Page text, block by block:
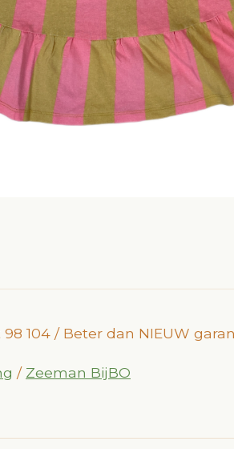
104 / Beter dan NIEUW
/ Zeeman BijBO